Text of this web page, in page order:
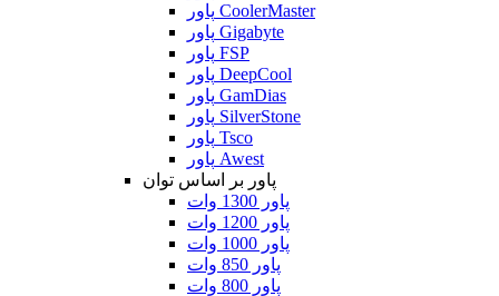
پاور CoolerMaster
پاور Gigabyte
پاور FSP
پاور DeepCool
پاور GamDias
پاور SilverStone
پاور Tsco
پاور Awest
پاور بر اساس توان
پاور 1300 وات
پاور 1200 وات
پاور 1000 وات
پاور 850 وات
پاور 800 وات